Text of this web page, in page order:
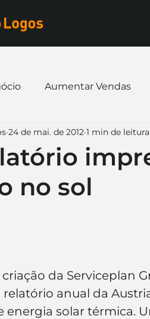
Aumentar Vendas
Email marketing Expandir
Marca Nome para Empresa
Embalagens nome de
no sol
24 de mai. de 2012 1 min de leitura
NaN de 5 estrelas.
da Serviceplan
anual da
energia solar térmica.